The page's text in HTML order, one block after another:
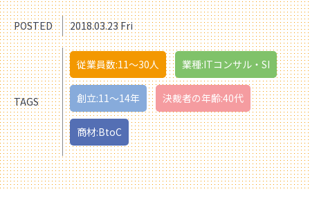
POSTED 2018.03.23 Fri
TAGS
従業員数:11〜30人 業種:ITコンサル・SI
創立:11〜14年 決裁者の年齢:40代
商材:BtoC